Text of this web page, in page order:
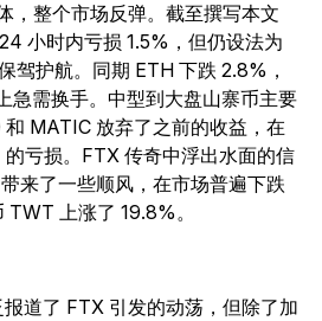
，整个市场反弹。截至撰写本文
小时内亏损 1.5%，但仍设法为
驾护航。同期 ETH 下跌 2.8%，
急需换手。中型到大盘山寨币主要
MATIC 放弃了之前的收益，在
亏损。FTX 传奇中浮出水面的信
来了一些顺风，在市场普遍下跌
TWT 上涨了 19.8%。
道了 FTX 引发的动荡，但除了加